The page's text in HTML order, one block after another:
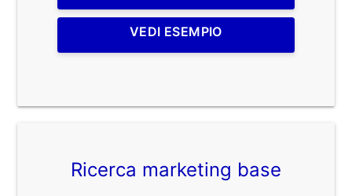
VEDI ESEMPIO
Ricerca marketing base